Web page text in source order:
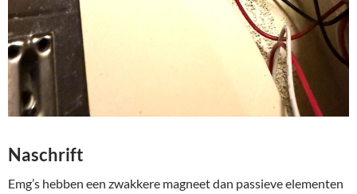
Naschrift
Emg’s hebben een zwakkere magneet dan passieve elementen